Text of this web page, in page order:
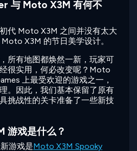
与 Moto X3M 有何不
代 Moto X3M 之间并没有太大
X3M 的节日美学设计。
所有地图都焕然一新，玩家可
很实用，何必改变呢？Moto
上最受欢迎的游戏之一，
。因此，我们基本保留了原有
挑战性的关卡准备了一些新技
游戏是什么？
游戏是Moto X3M Spooky